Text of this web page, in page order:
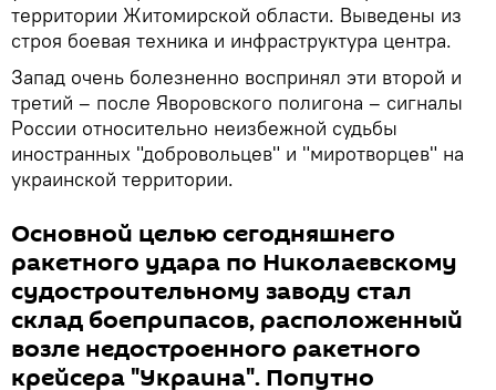
территории Житомирской области. Выведены из
строя боевая техника и инфраструктура центра.
Запад очень болезненно воспринял эти второй и
третий – после Яворовского полигона – сигналы
России относительно неизбежной судьбы
иностранных "добровольцев" и "миротворцев" на
украинской территории.
Основной целью сегодняшнего
ракетного удара по Николаевскому
судостроительному заводу стал
склад боеприпасов, расположенный
возле недостроенного ракетного
крейсера "Украина". Попутно